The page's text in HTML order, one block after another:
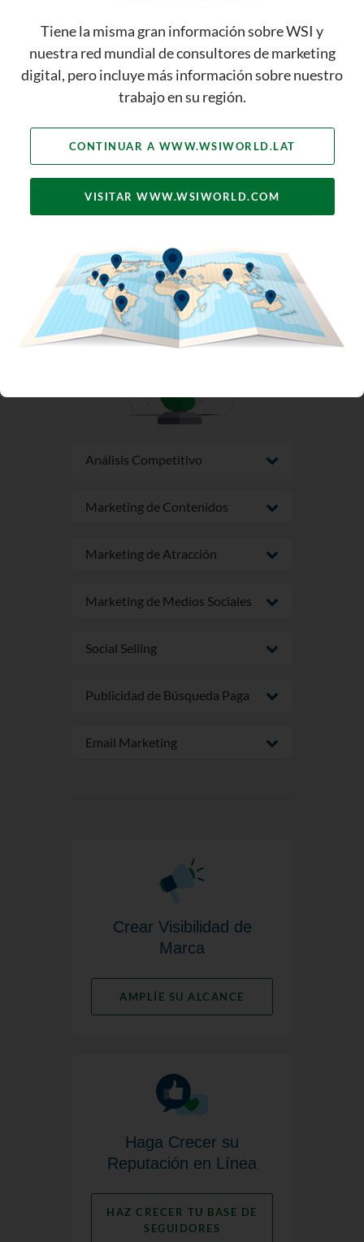
DESCUBRE NUESTRO PAQUETE
COMPLETO DE SERVICIOS DE
MARKETING DIGITAL
investigación competitiva,
desarrollo de perfiles, marketing de
clientes potenciales y ventas para
su negocio.
Análisis Competitivo
Marketing de Contenidos
Marketing de Atracción
Marketing de Medios Sociales
Social Selling
Publicidad de Búsqueda Paga
Email Marketing
Crear Visibilidad de
Marca
AMPLÍE SU ALCANCE
Haga Crecer su
Reputación en Línea
HAZ CRECER TU BASE DE
SEGUIDORES
Tiene la misma gran información sobre WSI y
nuestra red mundial de consultores de marketing
digital, pero incluye más información sobre nuestro
trabajo en su región.
CONTINUAR A WWW.WSIWORLD.LAT
VISITAR WWW.WSIWORLD.COM